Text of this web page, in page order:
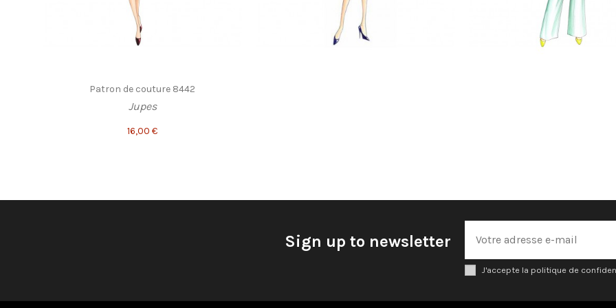
Patron de couture 8442
Jupes
16,00 €
Sign up to newsletter
J'accepte la politique de